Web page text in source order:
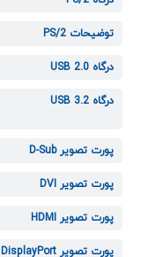
توضیحات PS/2
درگاه USB 2.0
درگاه USB 3.2
پورت تصویر D-Sub
پورت تصویر DVI
پورت تصویر HDMI
پورت تصویر DisplayPort